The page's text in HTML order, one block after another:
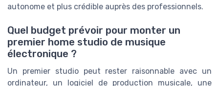
autonome et plus crédible auprès des professionnels.
Quel budget prévoir pour monter un
premier home studio de musique
électronique ?
Un premier studio peut rester raisonnable avec un
ordinateur, un logiciel de production musicale, une